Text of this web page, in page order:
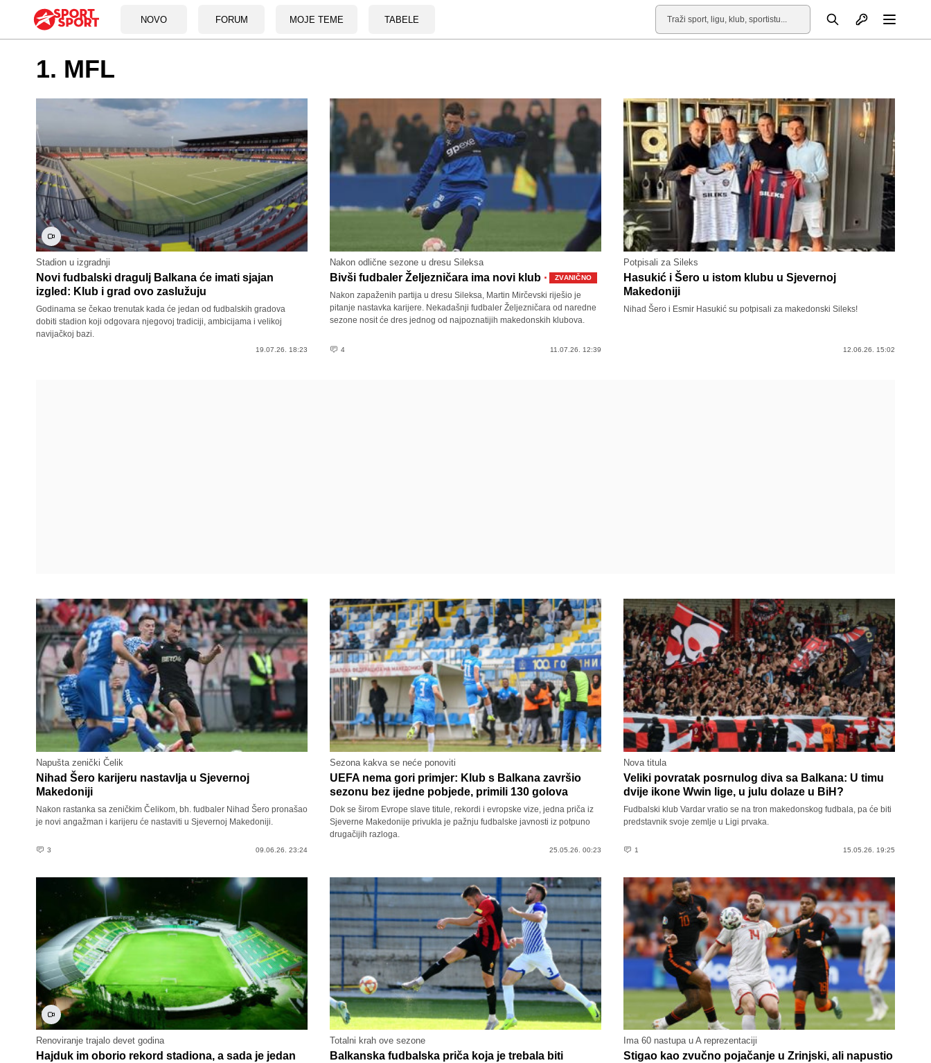
NOVO FORUM MOJE TEME TABELE
Pretraga Otvori profil
1. MFL
Stadion u izgradnji
Novi fudbalski dragulj Balkana će imati sjajan
izgled: Klub i grad ovo zaslužuju
Godinama se čekao trenutak kada će jedan od fudbalskih gradova
dobiti stadion koji odgovara njegovoj tradiciji, ambicijama i velikoj
navijačkoj bazi.
19.07.26. 18:23
Nakon odlične sezone u dresu Sileksa
Bivši fudbaler Željezničara ima novi klub · ZVANIČNO
Nakon zapaženih partija u dresu Sileksa, Martin Mirčevski riješio je
pitanje nastavka karijere. Nekadašnji fudbaler Željezničara od naredne
sezone nosit će dres jednog od najpoznatijih makedonskih klubova.
4 11.07.26. 12:39
Potpisali za Sileks
Hasukić i Šero u istom klubu u Sjevernoj
Makedoniji
Nihad Šero i Esmir Hasukić su potpisali za makedonski Sileks!
12.06.26. 15:02
Napušta zenički Čelik
Nihad Šero karijeru nastavlja u Sjevernoj
Makedoniji
Nakon rastanka sa zeničkim Čelikom, bh. fudbaler Nihad Šero pronašao
je novi angažman i karijeru će nastaviti u Sjevernoj Makedoniji.
3 09.06.26. 23:24
Sezona kakva se neće ponoviti
UEFA nema gori primjer: Klub s Balkana završio
sezonu bez ijedne pobjede, primili 130 golova
Dok se širom Evrope slave titule, rekordi i evropske vize, jedna priča iz
Sjeverne Makedonije privukla je pažnju fudbalske javnosti iz potpuno
drugačijih razloga.
25.05.26. 00:23
Nova titula
Veliki povratak posrnulog diva sa Balkana: U timu
dvije ikone Wwin lige, u julu dolaze u BiH?
Fudbalski klub Vardar vratio se na tron makedonskog fudbala, pa će biti
predstavnik svoje zemlje u Ligi prvaka.
1 15.05.26. 19:25
Renoviranje trajalo devet godina
Hajduk im oborio rekord stadiona, a sada je jedan
Totalni krah ove sezone
Balkanska fudbalska priča koja je trebala biti
Ima 60 nastupa u A reprezentaciji
Stigao kao zvučno pojačanje u Zrinjski, ali napustio